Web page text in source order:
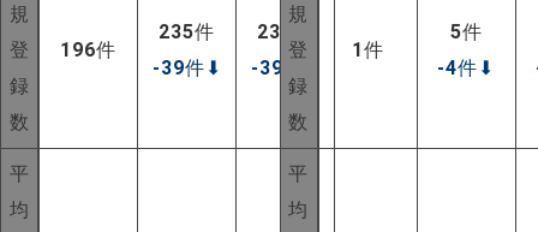
規
登
録
数
196件
235件
-39件 ⬇
235 件
-39
平
均
規
登
録
数
1件
5件
-4件 ⬇
平
均